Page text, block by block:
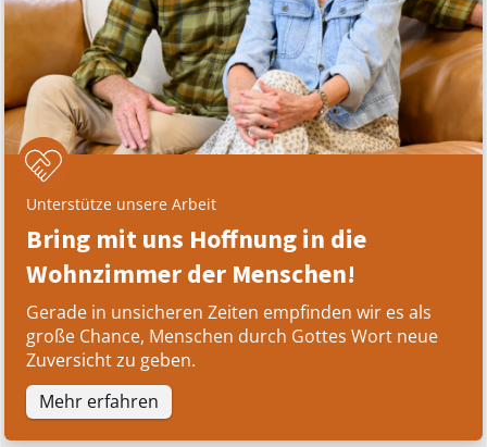
Unterstütze unsere Arbeit
Bring mit uns Hoffnung in die
Wohnzimmer der Menschen!
Gerade in unsicheren Zeiten empfinden wir es als
große Chance, Menschen durch Gottes Wort neue
Zuversicht zu geben.
Mehr erfahren